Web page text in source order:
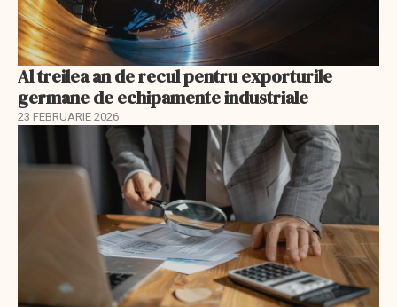
Al treilea an de recul pentru exporturile
germane de echipamente industriale
23 FEBRUARIE 2026